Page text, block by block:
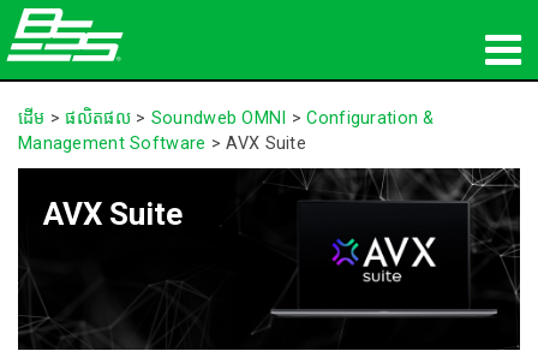
ផលិតផល
អូឌីយ៉ូបណ្ដាញ
កន្លែងទិញ
ព័ត៌មាន
បណ្ដុះបណ្ដាល
ដើម >ផលិតផល> Soundweb OMNI >Configuration &
Management Software >AVX Suite
AVX Suite